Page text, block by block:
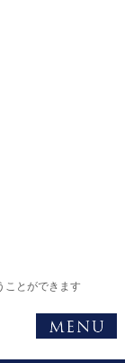
ことができます